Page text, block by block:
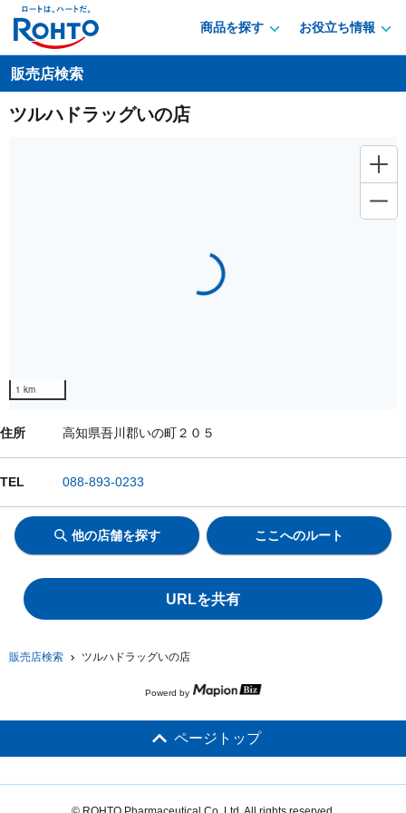
商品を探す お役立ち情報
販売店検索 ツルハドラッグいの店
販売店検索
ツルハドラッグいの店
住所 高知県吾川郡いの町２０５
TEL 088-893-0233
他の店舗を探す ここへのルート
URLを共有
Loading...
1 km
Powerd by
ページトップ